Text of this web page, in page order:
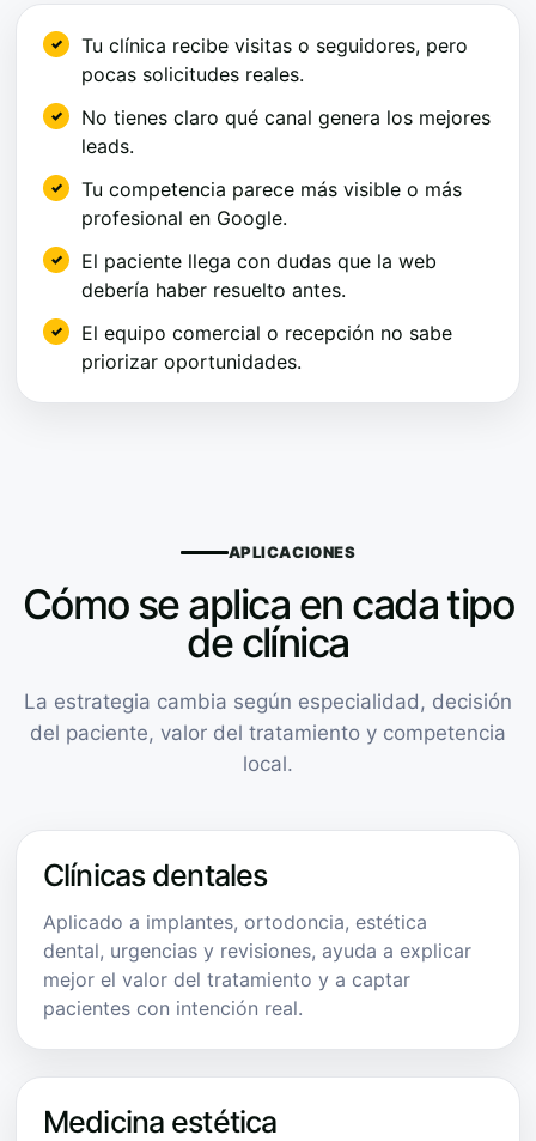
Tu clínica recibe visitas o seguidores, pero
pocas solicitudes reales.
No tienes claro qué canal genera los mejores
leads.
Tu competencia parece más visible o más
profesional en Google.
El paciente llega con dudas que la web
debería haber resuelto antes.
El equipo comercial o recepción no sabe
priorizar oportunidades.
APLICACIONES
Cómo se aplica en cada tipo
de clínica
La estrategia cambia según especialidad, decisión
del paciente, valor del tratamiento y competencia
local.
Clínicas dentales
Aplicado a implantes, ortodoncia, estética
dental, urgencias y revisiones, ayuda a explicar
mejor el valor del tratamiento y a captar
pacientes con intención real.
Medicina estética